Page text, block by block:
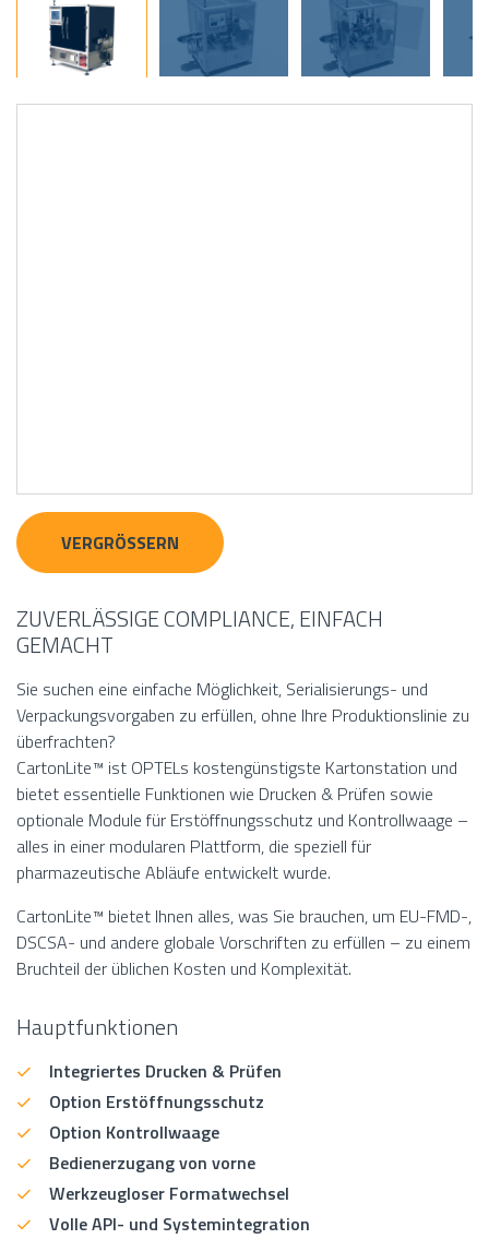
VERGRÖSSERN
ZUVERLÄSSIGE COMPLIANCE, EINFACH
GEMACHT
Sie suchen eine einfache Möglichkeit, Serialisierungs- und
Verpackungsvorgaben zu erfüllen, ohne Ihre Produktionslinie zu
überfrachten?
CartonLite™ ist OPTELs kostengünstigste Kartonstation und
bietet essentielle Funktionen wie Drucken & Prüfen sowie
optionale Module für Erstöffnungsschutz und Kontrollwaage –
alles in einer modularen Plattform, die speziell für
pharmazeutische Abläufe entwickelt wurde.
CartonLite™ bietet Ihnen alles, was Sie brauchen, um EU-FMD-,
DSCSA- und andere globale Vorschriften zu erfüllen – zu einem
Bruchteil der üblichen Kosten und Komplexität.
Hauptfunktionen
Integriertes Drucken & Prüfen
Option Erstöffnungsschutz
Option Kontrollwaage
Bedienerzugang von vorne
Werkzeugloser Formatwechsel
Volle API- und Systemintegration